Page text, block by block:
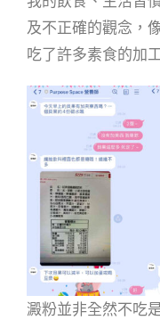
及不正確的觀念，
吃了許多素食的加
澱粉並非全然不吃